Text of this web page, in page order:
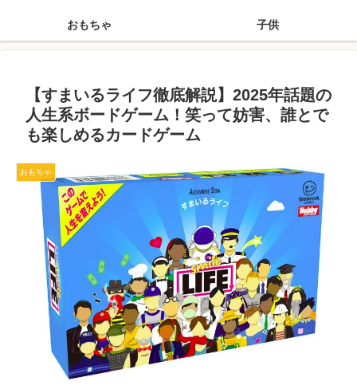
おもちゃ 子供
【すまいるライフ徹底解説】2025年話題の
人生系ボードゲーム！笑って妨害、誰とで
も楽しめるカードゲーム
おもちゃ